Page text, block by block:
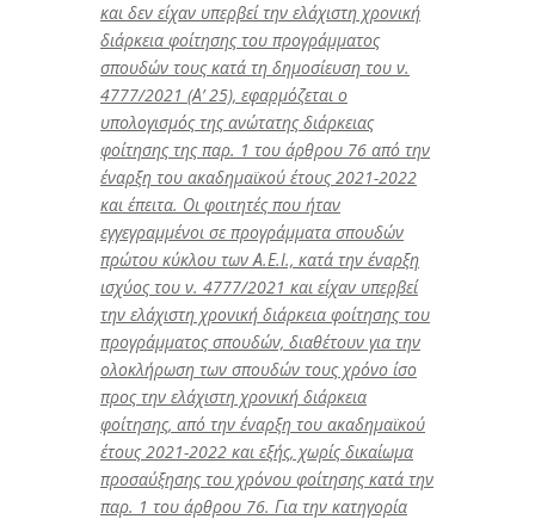
και δεν είχαν υπερβεί την ελάχιστη χρονική
διάρκεια φοίτησης του προγράμματος
σπουδών τους κατά τη δημοσίευση του ν.
4777/2021 (Α’ 25), εφαρμόζεται ο
υπολογισμός της ανώτατης διάρκειας
φοίτησης της παρ. 1 του άρθρου 76 από την
έναρξη του ακαδημαϊκού έτους 2021-2022
και έπειτα. Οι φοιτητές που ήταν
εγγεγραμμένοι σε προγράμματα σπουδών
πρώτου κύκλου των Α.Ε.Ι., κατά την έναρξη
ισχύος του ν. 4777/2021 και είχαν υπερβεί
την ελάχιστη χρονική διάρκεια φοίτησης του
προγράμματος σπουδών, διαθέτουν για την
ολοκλήρωση των σπουδών τους χρόνο ίσο
προς την ελάχιστη χρονική διάρκεια
φοίτησης, από την έναρξη του ακαδημαϊκού
έτους 2021-2022 και εξής, χωρίς δικαίωμα
προσαύξησης του χρόνου φοίτησης κατά την
παρ. 1 του άρθρου 76. Για την κατηγορία